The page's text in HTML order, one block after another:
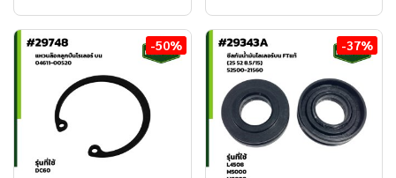
-50% -37%